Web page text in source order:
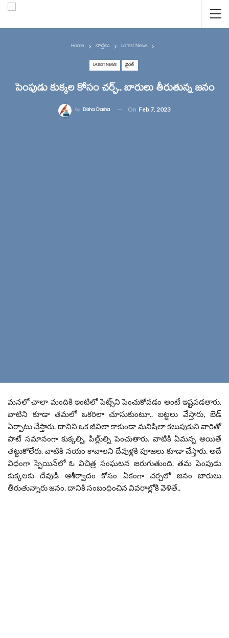
Home వార్తలు Latest News
LATEST NEWS వైరల్
పెంపుడు కుక్కల కోసం చర్చ్.. బారులు తీరుతున్న జనం
By Disha Dasha On Feb 7, 2023
మనలో చాలా మందికి ఇంటిలో పెట్స్‌ని పెంచుకోవడం అంటే ఇష్టపడతారు.
వాటిని కూడా తమలో ఒకరిలా చూసుకుంటూ.. బట్టలు వేస్తారు, బెడ్
ఏర్పాటు చేస్తారు. దానిని ఒక జీవిలా కాకుండా మనిషిలా కలుపుకుని వారితో
పాటే సమానంగా కుక్కల్ని, పిల్లు్ల్ని పెంచుతారు. వాటికి ఏమన్న అయితే
తట్టుకోలేరు. వాటికి నయం కావాలని దేవుళ్లకి పూజలు కూడా చేస్తారు. అదే
విధంగా స్పెయిన్‌లో ఓ విచిత్ర సంఘటన జరుగుతుంది. తమ పెంపుడు
కుక్కలకు దేవుడి ఆశీర్వాదం కోసం ఏకంగా చర్చలో జనం బారులు
తీరుతున్నారు జనం. దానికి సంబంధించిన వివరాల్లోకి వెళితే..